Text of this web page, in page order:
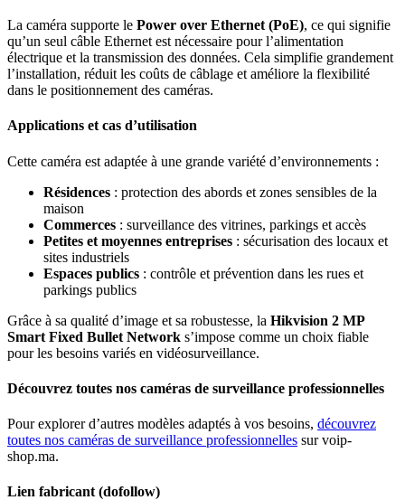
La caméra supporte le Power over Ethernet (PoE), ce qui signifie
qu’un seul câble Ethernet est nécessaire pour l’alimentation
électrique et la transmission des données. Cela simplifie grandement
l’installation, réduit les coûts de câblage et améliore la flexibilité
dans le positionnement des caméras.
Applications et cas d’utilisation
Cette caméra est adaptée à une grande variété d’environnements :
Résidences : protection des abords et zones sensibles de la
maison
Commerces : surveillance des vitrines, parkings et accès
Petites et moyennes entreprises : sécurisation des locaux et
sites industriels
Espaces publics : contrôle et prévention dans les rues et
parkings publics
Grâce à sa qualité d’image et sa robustesse, la Hikvision 2 MP
Smart Fixed Bullet Network s’impose comme un choix fiable
pour les besoins variés en vidéosurveillance.
Découvrez toutes nos caméras de surveillance professionnelles
Pour explorer d’autres modèles adaptés à vos besoins, découvrez
toutes nos caméras de surveillance professionnelles sur voip-
shop.ma.
Lien fabricant (dofollow)